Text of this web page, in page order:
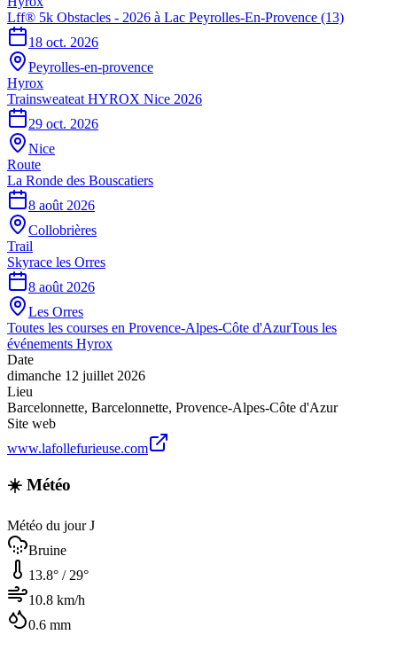
Lff® 5k Obstacles - 2026 à Lac Peyrolles-En-Provence (13)
18 oct. 2026
Peyrolles-en-provence
Hyrox
Trainsweateat HYROX Nice 2026
29 oct. 2026
Nice
Route
La Ronde des Bouscatiers
8 août 2026
Collobrières
Trail
Skyrace les Orres
8 août 2026
Les Orres
Toutes les courses en Provence-Alpes-Côte d'AzurTous les
événements Hyrox
Date
dimanche 12 juillet 2026
Lieu
Barcelonnette, Barcelonnette, Provence-Alpes-Côte d'Azur
Site web
www.lafollefurieuse.com
☀️ Météo
Météo du jour J
Bruine
13.8° / 29°
10.8 km/h
0.6 mm